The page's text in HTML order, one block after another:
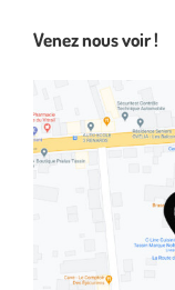
Venez nous voir !